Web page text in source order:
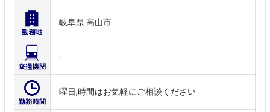
岐阜県 高山市
-
曜日,時間はお気軽にご相談ください